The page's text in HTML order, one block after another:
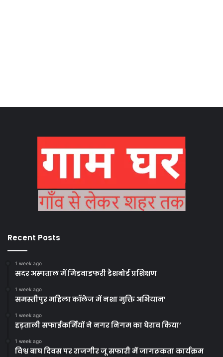
Recent Posts
1 week ago
सदर अस्पताल में मिडवाइफरी डैशबोर्ड प्रशिक्षण
1 week ago
समस्तीपुर महिला कॉलेज में नशा मुक्ति अभियान’
1 week ago
हड़ताली सफाईकर्मियों ने नगर निगम का घेराव किया’
1 week ago
विश्व बाघ दिवस पर राजगीर जू सफारी में जागरूकता कार्यक्रम